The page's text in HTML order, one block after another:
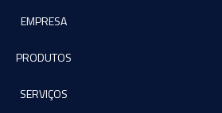
EMPRESA
PRODUTOS
SERVIÇOS